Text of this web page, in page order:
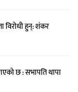
हुन्: शंकर
छ : सभापति थापा